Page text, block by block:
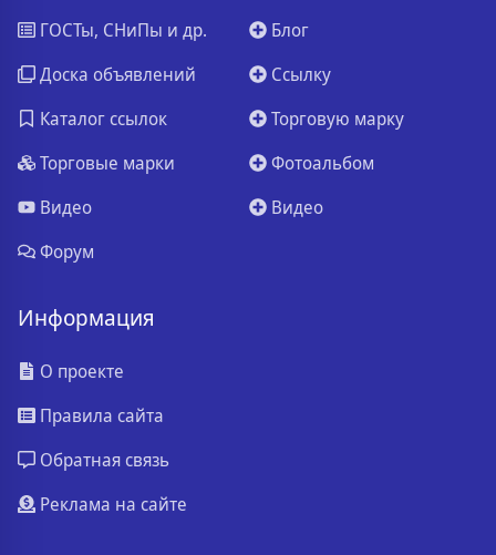
ГОСТы, СНиПы и др.
Доска объявлений
Каталог ссылок
Торговые марки
Видео
Форум
Блог
Ссылку
Торговую марку
Фотоальбом
Видео
Информация
О проекте
Правила сайта
Обратная связь
Реклама на сайте